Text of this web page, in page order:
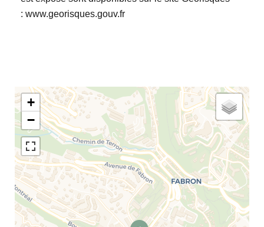
: www.georisques.gouv.fr
+
−